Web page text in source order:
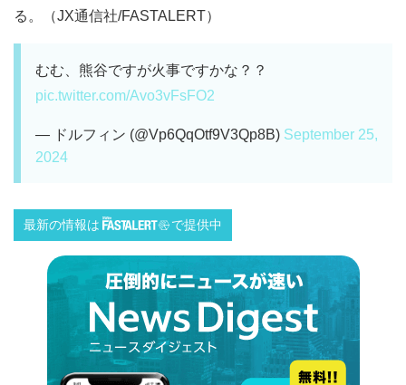
る。（JX通信社/FASTALERT）
むむ、熊谷ですが火事ですかな？？
pic.twitter.com/Avo3vFsFO2
— ドルフィン (@Vp6QqOtf9V3Qp8B) September 25,
2024
最新の情報は で提供中